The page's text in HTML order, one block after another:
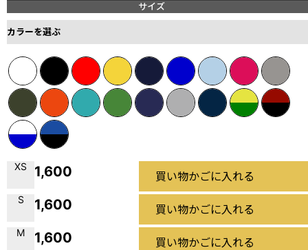
サイズ
カラーを選ぶ
XS 1,600 買い物かごに入れる
S 1,600 買い物かごに入れる
M 1,600 買い物かごに入れる